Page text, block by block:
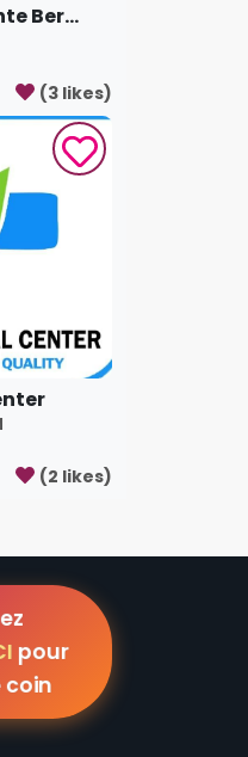
Ber...
(3 likes)
(2 likes)
pour